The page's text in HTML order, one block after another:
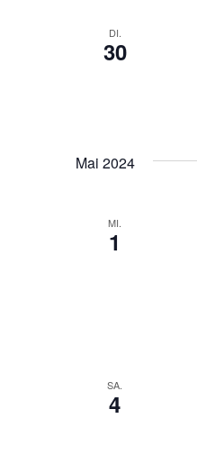
DI.
30
Mai 2024
MI.
1
SA.
4